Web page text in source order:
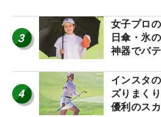
3
女子プロ
日傘・氷
神器でバ
4
インスタ
ズりまく
優利のス